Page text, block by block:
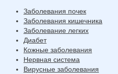
Заболевания почек
Заболевания кишечника
Заболевание легких
Диабет
Кожные заболевания
Нервная система
Вирусные заболевания